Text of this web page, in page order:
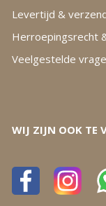
Levertijd &
Herroepingsrecht
Veelgestelde
WIJ ZIJN OOK TE